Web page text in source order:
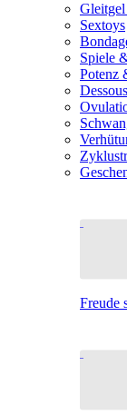
Sextoys
Spiele
Potenz
Dessous
Freude